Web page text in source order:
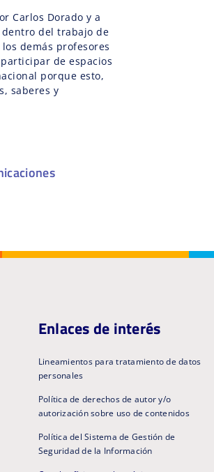
Carlos Dorado y a
del trabajo de
demás profesores
de espacios
porque esto,
saberes y
Enlaces de interés
Lineamientos para tratamiento de datos
personales
Política de derechos de autor y/o
autorización sobre uso de contenidos
Política del Sistema de Gestión de
Seguridad de la Información